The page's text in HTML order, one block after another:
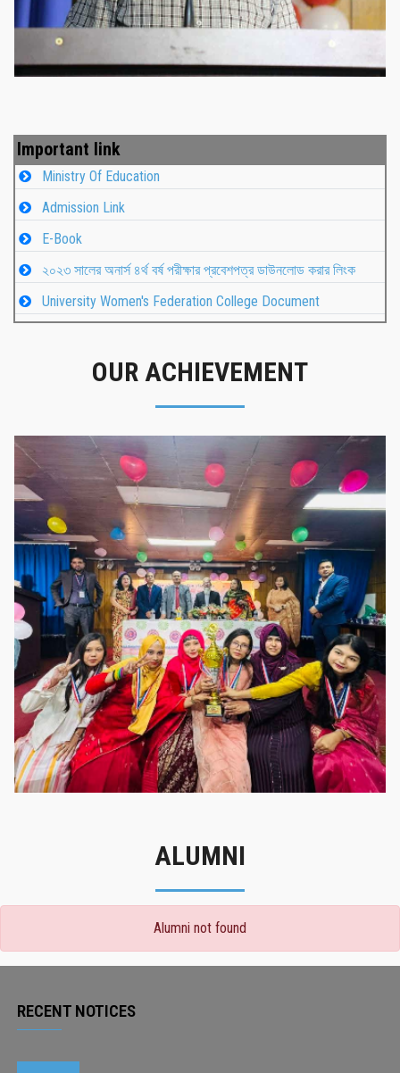
Important link
Ministry Of Education
Admission Link
E-Book
২০২৩ সালের অনার্স ৪র্থ বর্ষ পরীক্ষার প্রবেশপত্র ডাউনলোড করার লিংক
University Women's Federation College Document
OUR ACHIEVEMENT
গৌরবের মুহূর্ত
গৌরবের মুহূর্ত
ALUMNI
Alumni not found
RECENT NOTICES